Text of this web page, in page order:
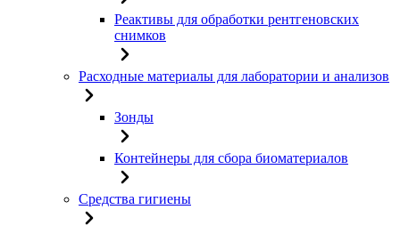
Реактивы для обработки рентгеновских
снимков
Расходные материалы для лаборатории и анализов
Зонды
Контейнеры для сбора биоматериалов
Средства гигиены